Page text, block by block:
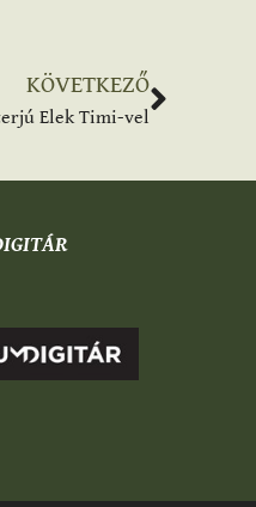
KÖVETKEZŐ
Elek Timi-vel